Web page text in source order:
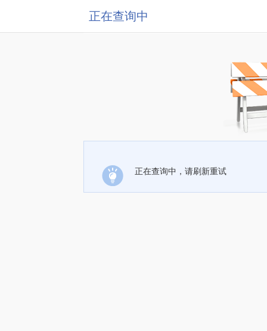
正在查询中
正在查询中，请刷新重试